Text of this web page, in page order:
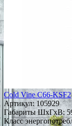
Cold Vine C66-KSF2
Артикул:105929
Габариты ШxГxВ:
Класс